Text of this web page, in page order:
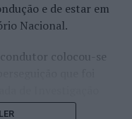
e de estar em
Nacional.
colocou-se